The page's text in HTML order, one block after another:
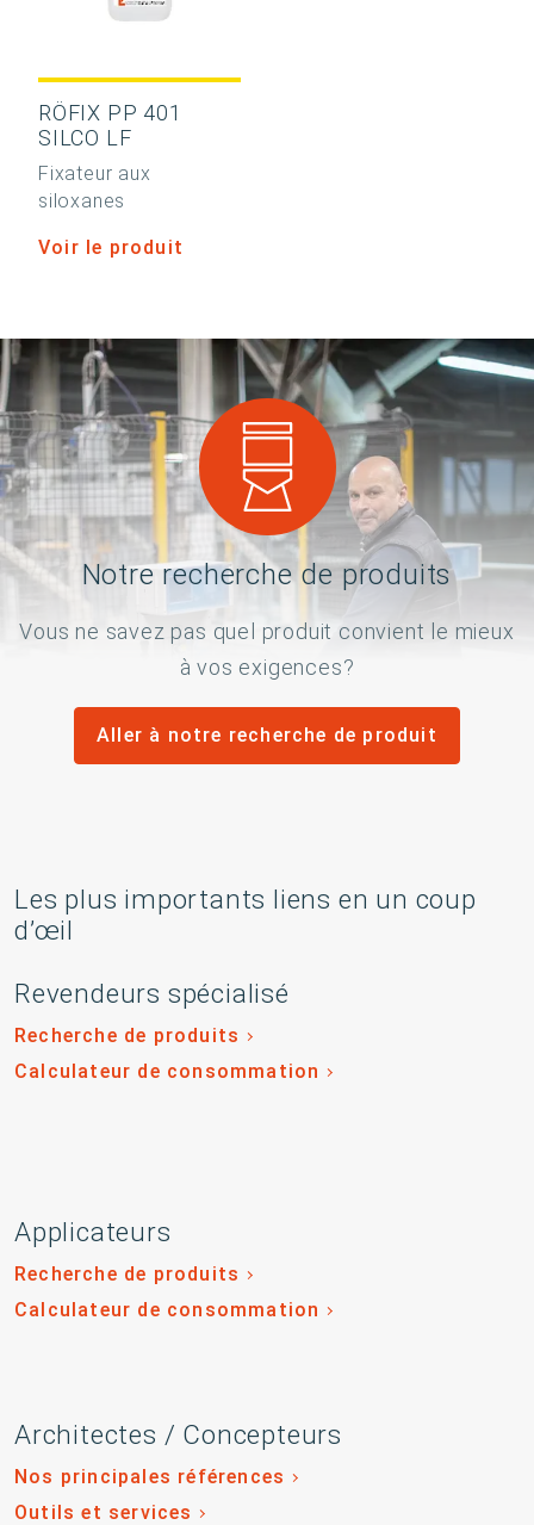
RÖFIX PP 401
SILCO LF
Fixateur aux
siloxanes
Voir le produit
Notre recherche de produits
Vous ne savez pas quel produit convient le mieux
à vos exigences?
Aller à notre recherche de produit
Les plus importants liens en un coup
d’œil
Revendeurs spécialisé
Recherche de produits
Calculateur de consommation
Applicateurs
Recherche de produits
Calculateur de consommation
Architectes / Concepteurs
Nos principales références
Outils et services